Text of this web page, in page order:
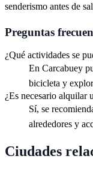
senderismo antes de
Preguntas
¿Qué actividades se
En Carcabuey
bicicleta y
¿Es necesario alquilar
Sí, se
alrededores y
Ciudades